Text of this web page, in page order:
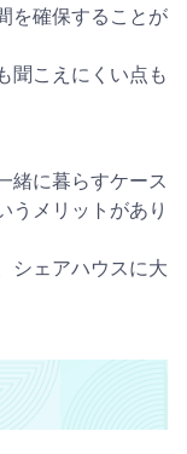
を確保することが
聞こえにくい点も
緒に暮らすケース
うメリットがあり
シェアハウスに大